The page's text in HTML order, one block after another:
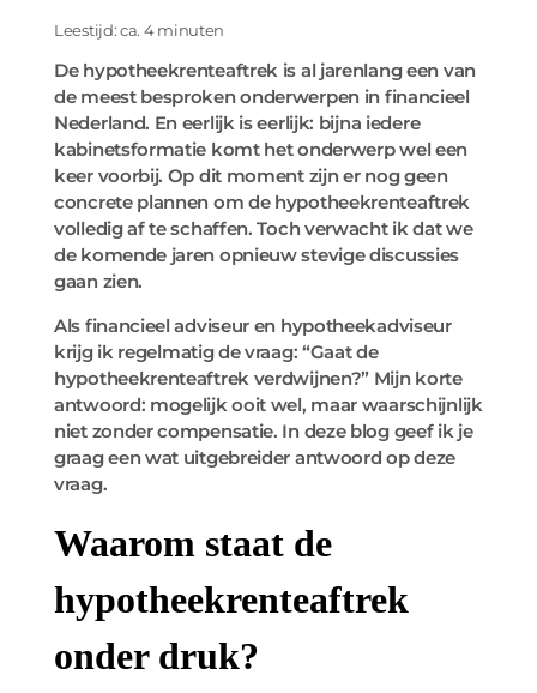
Leestijd: ca. 4 minuten
De hypotheekrenteaftrek is al jarenlang een van
de meest besproken onderwerpen in financieel
Nederland. En eerlijk is eerlijk: bijna iedere
kabinetsformatie komt het onderwerp wel een
keer voorbij. Op dit moment zijn er nog geen
concrete plannen om de hypotheekrenteaftrek
volledig af te schaffen. Toch verwacht ik dat we
de komende jaren opnieuw stevige discussies
gaan zien.
Als financieel adviseur en hypotheekadviseur
krijg ik regelmatig de vraag: “Gaat de
hypotheekrenteaftrek verdwijnen?” Mijn korte
antwoord: mogelijk ooit wel, maar waarschijnlijk
niet zonder compensatie. In deze blog geef ik je
graag een wat uitgebreider antwoord op deze
vraag.
Waarom staat de
hypotheekrenteaftrek
onder druk?